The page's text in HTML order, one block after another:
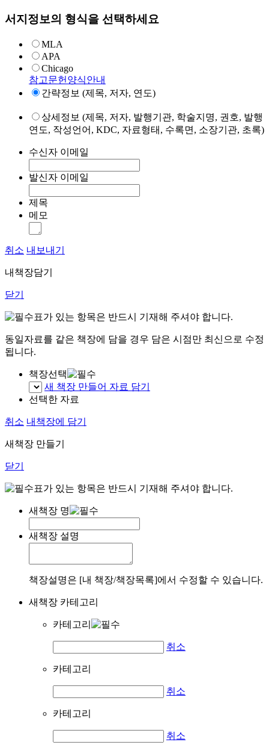
서지정보의 형식을 선택하세요
MLA
APA
Chicago
참고문헌양식안내
간략정보 (제목, 저자, 연도)
상세정보 (제목, 저자, 발행기관, 학술지명, 권호, 발행
연도, 작성언어, KDC, 자료형태, 수록면, 소장기관, 초록)
수신자 이메일
발신자 이메일
제목
메모
취소 내보내기
내책장담기
닫기
표가 있는 항목은 반드시 기재해 주셔야 합니다.
동일자료를 같은 책장에 담을 경우 담은 시점만 최신으로 수정
됩니다.
책장선택
새 책장 만들어 자료 담기
선택한 자료
취소 내책장에 담기
새책장 만들기
닫기
표가 있는 항목은 반드시 기재해 주셔야 합니다.
새책장 명
새책장 설명
책장설명은 [내 책장/책장목록]에서 수정할 수 있습니다.
새책장 카테고리
카테고리
취소
카테고리
취소
카테고리
취소